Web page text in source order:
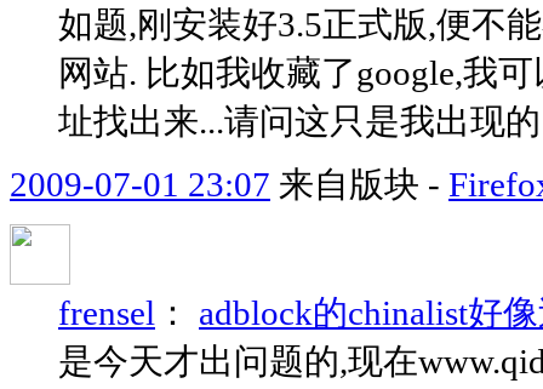
如题,刚安装好3.5正式版,便不
网站. 比如我收藏了google,我
址找出来...请问这只是我出现
2009-07-01 23:07 来自版块 -
frensel ： adblock的chinalist好
是今天才出问题的,现在